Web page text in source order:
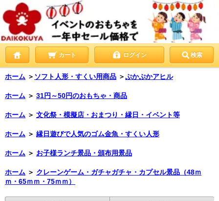
カート ログイン 検索
ホーム ＞ ソフト人形・すくい用商品 ＞ぷかぷかアヒル
ホーム ＞ 31円～50円のおもちゃ・商品
ホーム ＞ 文化祭・模擬店・おまつり・縁日・イベント等
ホーム ＞ 縁日遊びで人気のゴム金魚・すくい人形
ホーム ＞ お子様ランチ景品・頒布用景品
ホーム ＞ クレーンゲーム・ガチャガチャ・カプセル景品（48ｍ
ｍ・65ｍｍ・75ｍｍ）